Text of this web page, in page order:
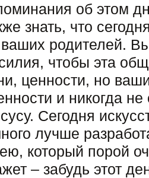
об этом
знать, что
ваших родителей.
чтобы эта
ценности, но
и никогда не
Сегодня
лучше
который порой
– забудь этот